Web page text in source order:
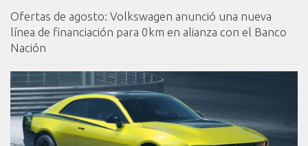
Ofertas de agosto: Volkswagen anunció una nueva
línea de financiación para 0km en alianza con el Banco
Nación